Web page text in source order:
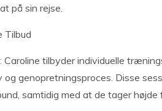
på sin rejse.
Tilbud
Caroline tilbyder individuelle
og genopretningsproces. Disse
samtidig med at de tager